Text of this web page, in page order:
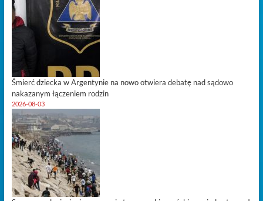
Śmierć dziecka w Argentynie na nowo otwiera debatę nad sądowo
nakazanym łączeniem rodzin
2026-08-03